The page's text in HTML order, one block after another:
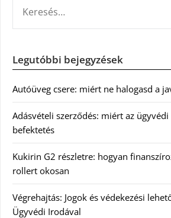
Legutóbbi bejegyzések
Autóüveg csere: miért ne halogasd a
Adásvételi szerződés: miért az
befektetés
Kukirin G2 részletre: hogyan
rollert okosan
Végrehajtás: Jogok és védekezési
Ügyvédi Irodával